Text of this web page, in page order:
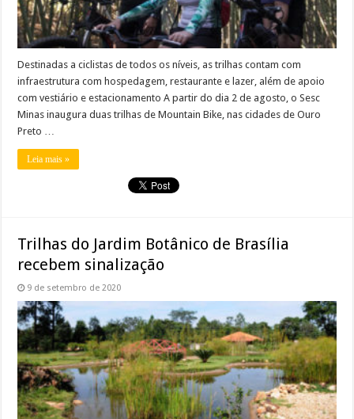
Destinadas a ciclistas de todos os níveis, as trilhas contam com
infraestrutura com hospedagem, restaurante e lazer, além de apoio
com vestiário e estacionamento A partir do dia 2 de agosto, o Sesc
Minas inaugura duas trilhas de Mountain Bike, nas cidades de Ouro
Preto …
Leia mais »
Trilhas do Jardim Botânico de Brasília
recebem sinalização
9 de setembro de 2020